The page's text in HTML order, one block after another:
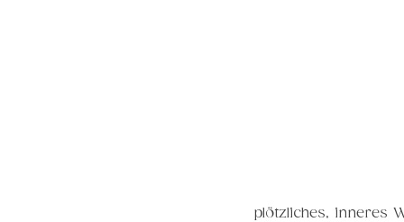
plötzliches, inneres